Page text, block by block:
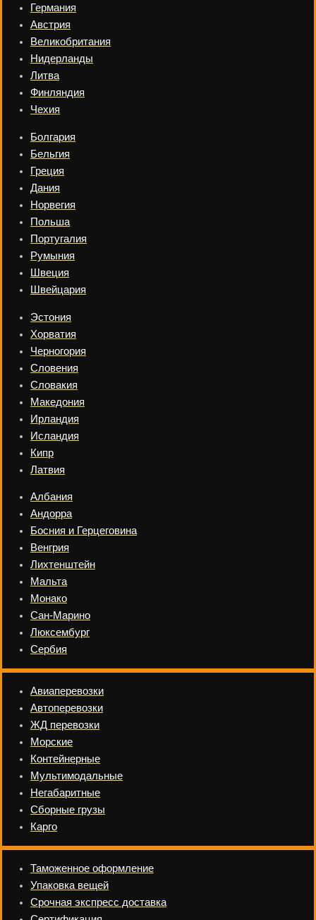
Германия
Австрия
Великобритания
Нидерланды
Литва
Финляндия
Чехия
Болгария
Бельгия
Греция
Дания
Норвегия
Польша
Португалия
Румыния
Швеция
Швейцария
Эстония
Хорватия
Черногория
Словения
Словакия
Македония
Ирландия
Исландия
Кипр
Латвия
Албания
Андорра
Босния и Герцеговина
Венгрия
Лихтенштейн
Мальта
Монако
Сан-Марино
Люксембург
Сербия
Авиаперевозки
Автоперевозки
ЖД перевозки
Морские
Контейнерные
Мультимодальные
Негабаритные
Сборные грузы
Карго
Таможенное оформление
Упаковка вещей
Срочная экспресс доставка